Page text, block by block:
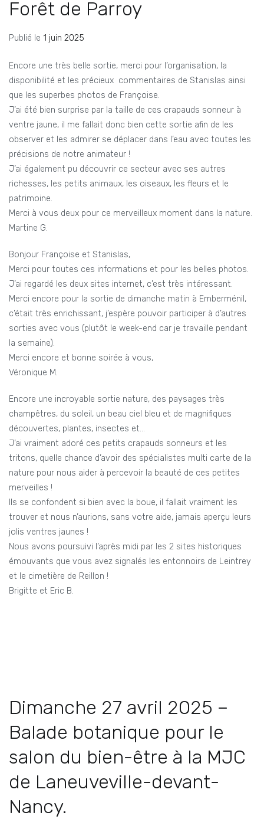
Forêt de Parroy
Publié le 1 juin 2025
Encore une très belle sortie, merci pour l’organisation, la
disponibilité et les précieux commentaires de Stanislas ainsi
que les superbes photos de Françoise.
J’ai été bien surprise par la taille de ces crapauds sonneur à
ventre jaune, il me fallait donc bien cette sortie afin de les
observer et les admirer se déplacer dans l’eau avec toutes les
précisions de notre animateur !
J’ai également pu découvrir ce secteur avec ses autres
richesses, les petits animaux, les oiseaux, les fleurs et le
patrimoine.
Merci à vous deux pour ce merveilleux moment dans la nature.
Martine G.
Bonjour Françoise et Stanislas,
Merci pour toutes ces informations et pour les belles photos.
J’ai regardé les deux sites internet, c’est très intéressant.
Merci encore pour la sortie de dimanche matin à Emberménil,
c’était très enrichissant, j’espère pouvoir participer à d’autres
sorties avec vous (plutôt le week-end car je travaille pendant
la semaine).
Merci encore et bonne soirée à vous,
Véronique M.
Encore une incroyable sortie nature, des paysages très
champêtres, du soleil, un beau ciel bleu et de magnifiques
découvertes, plantes, insectes et…
J’ai vraiment adoré ces petits crapauds sonneurs et les
tritons, quelle chance d’avoir des spécialistes multi carte de la
nature pour nous aider à percevoir la beauté de ces petites
merveilles !
Ils se confondent si bien avec la boue, il fallait vraiment les
trouver et nous n’aurions, sans votre aide, jamais aperçu leurs
jolis ventres jaunes !
Nous avons poursuivi l’après midi par les 2 sites historiques
émouvants que vous avez signalés les entonnoirs de Leintrey
et le cimetière de Reillon !
Brigitte et Eric B.
Dimanche 27 avril 2025 –
Balade botanique pour le
salon du bien-être à la MJC
de Laneuveville-devant-
Nancy.